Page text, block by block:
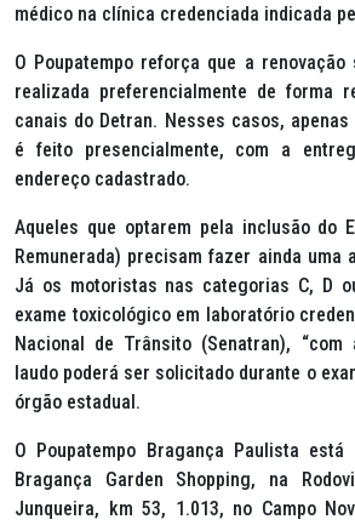
médico na clínica credenciada indicada
O Poupatempo reforça que a
realizada preferencialmente de forma
canais do Detran. Nesses casos,
é feito presencialmente, com a
endereço cadastrado.
Aqueles que optarem pela inclusão do
Remunerada) precisam fazer ainda uma
Já os motoristas nas categorias C, D
exame toxicológico em laboratório
Nacional de Trânsito (Senatran), “com
laudo poderá ser solicitado durante o
órgão estadual.
O Poupatempo Bragança Paulista
Bragança Garden Shopping, na
Junqueira, km 53, 1.013, no Campo